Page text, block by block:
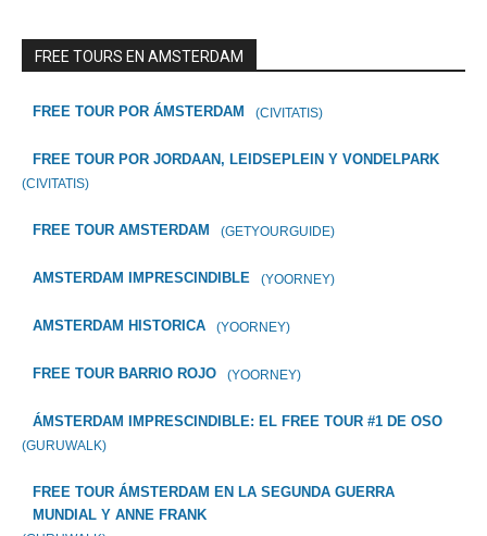
FREE TOURS EN AMSTERDAM
FREE TOUR POR ÁMSTERDAM (CIVITATIS)
FREE TOUR POR JORDAAN, LEIDSEPLEIN Y VONDELPARK
(CIVITATIS)
FREE TOUR AMSTERDAM (GETYOURGUIDE)
AMSTERDAM IMPRESCINDIBLE (YOORNEY)
AMSTERDAM HISTORICA (YOORNEY)
FREE TOUR BARRIO ROJO (YOORNEY)
ÁMSTERDAM IMPRESCINDIBLE: EL FREE TOUR #1 DE OSO
(GURUWALK)
FREE TOUR ÁMSTERDAM EN LA SEGUNDA GUERRA
MUNDIAL Y ANNE FRANK